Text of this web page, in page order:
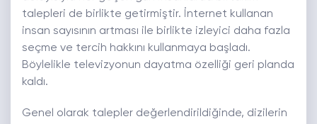
talepleri de birlikte getirmiştir. İnternet kullanan
insan sayısının artması ile birlikte izleyici daha fazla
seçme ve tercih hakkını kullanmaya başladı.
Böylelikle televizyonun dayatma özelliği geri planda
kaldı.
Genel olarak talepler değerlendirildiğinde, dizilerin